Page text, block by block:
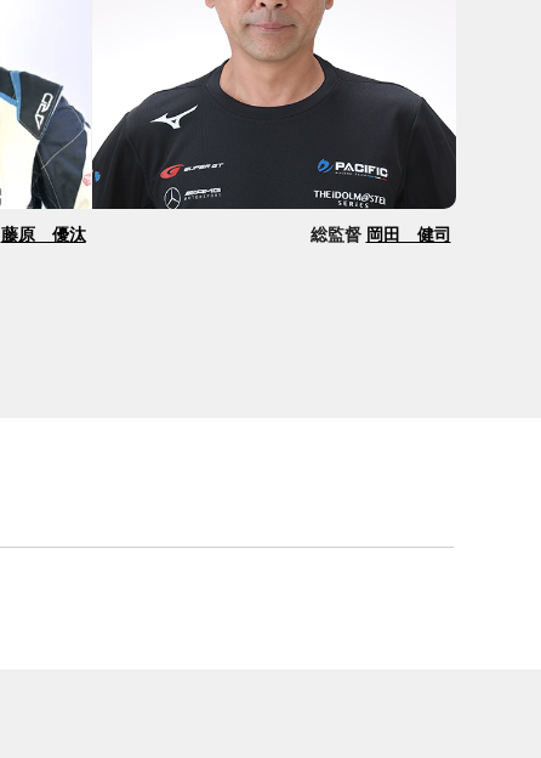
藤原 優汰 総監督 岡田 健司